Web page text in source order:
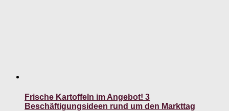
Frische Kartoffeln im Angebot! 3
Beschäftigungsideen rund um den Markttag